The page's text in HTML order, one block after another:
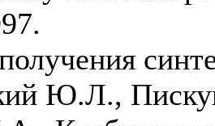
Ю.Л.,